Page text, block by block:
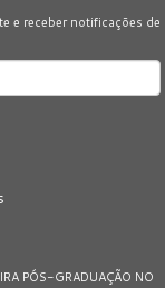
e receber notificações de
PÓS-GRADUAÇÃO NO